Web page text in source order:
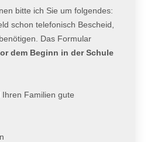
bitte ich Sie um folgendes:
schon telefonisch Bescheid,
Das Formular
dem Beginn in der Schule
Familien gute